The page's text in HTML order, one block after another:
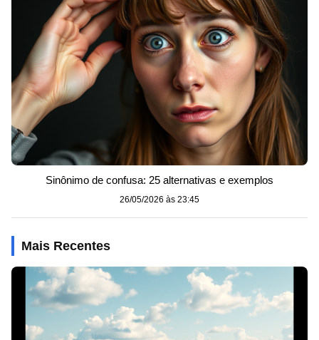
Sinônimo de confusa: 25 alternativas e exemplos
26/05/2026 às 23:45
Mais Recentes